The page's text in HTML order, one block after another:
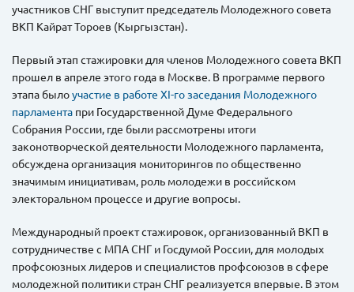
участников СНГ выступит председатель Молодежного совета
ВКП Кайрат Тороев (Кыргызстан).
Первый этап стажировки для членов Молодежного совета ВКП
прошел в апреле этого года в Москве. В программе первого
этапа былоучастие в работе XI-го заседания Молодежного
парламента при Государственной Думе Федерального
Собрания России, где были рассмотрены итоги
законотворческой деятельности Молодежного парламента,
обсуждена организация мониторингов по общественно
значимым инициативам, роль молодежи в российском
электоральном процессе и другие вопросы.
Международный проект стажировок, организованный ВКП в
сотрудничестве с МПА СНГ и Госдумой России, для молодых
профсоюзных лидеров и специалистов профсоюзов в сфере
молодежной политики стран СНГ реализуется впервые. В этом